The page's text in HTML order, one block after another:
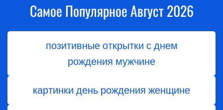
Самое Популярное Август 2026
позитивные открытки с днем
рождения мужчине
картинки день рождения женщине